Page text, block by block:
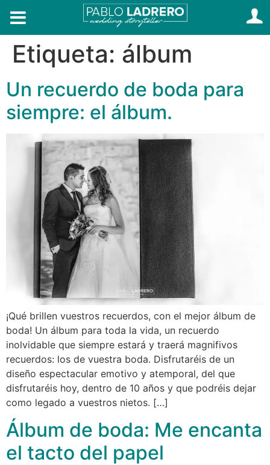
Etiqueta: álbum
Un recuerdo de boda para
siempre: el álbum.
¡Qué brillen vuestros recuerdos, con el mejor álbum de
boda! Un álbum para toda la vida, un recuerdo
inolvidable que siempre estará y traerá magnifivos
recuerdos: los de vuestra boda. Disfrutaréis de un
diseño espectacular emotivo y atemporal, del que
disfrutaréis hoy, dentro de 10 años y que podréis dejar
como legado a vuestros nietos. […]
Álbum de boda: Me encanta
el tacto del papel